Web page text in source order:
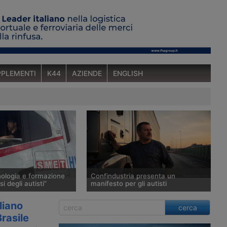
K44 AZIENDE ENGLISH
e formazione
degli autisti”
Rosa, a capo della
in questa intervista i
del giorno
Confindustria presenta un
manifesto per gli autisti
Confindustria chiede alle imprese
manifatturiere di trattare gli autisti
cerca